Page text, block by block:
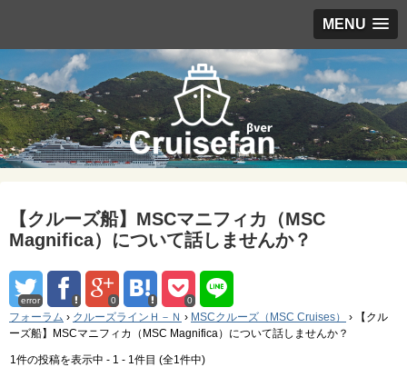
MENU
【クルーズ船】MSCマニフィカ（MSC
Magnifica）について話しませんか？
error 0 0
フォーラム › クルーズラインＨ－Ｎ › MSCクルーズ（MSC Cruises） ›
【クル
ーズ船】MSCマニフィカ（MSC Magnifica）について話しませんか？
1件の投稿を表示中 - 1 - 1件目 (全1件中)